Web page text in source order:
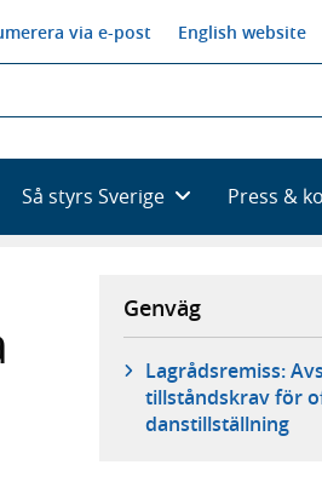
via e-post English website
Så styrs Sverige Press &
Genväg
Lagrådsremiss:
tillståndskrav för
danstillställning